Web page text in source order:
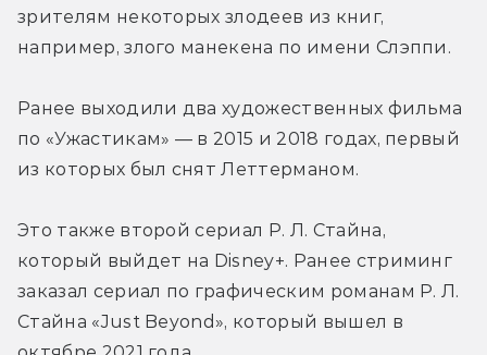
зрителям некоторых злодеев из книг,
например, злого манекена по имени Слэппи.
Ранее выходили два художественных фильма
по «Ужастикам» — в 2015 и 2018 годах, первый
из которых был снят Леттерманом.
Это также второй сериал Р. Л. Стайна,
который выйдет на Disney+. Ранее стриминг
заказал сериал по графическим романам Р. Л.
Стайна «Just Beyond», который вышел в